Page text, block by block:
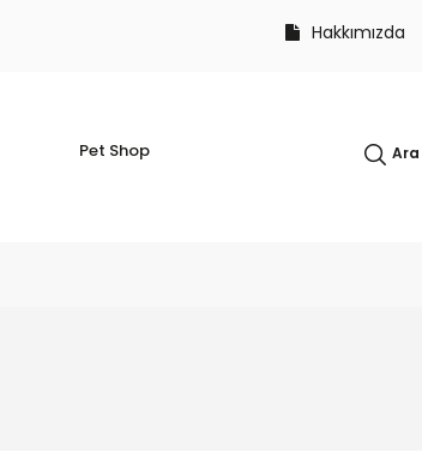
Hakkımızda
Pet Shop Ara